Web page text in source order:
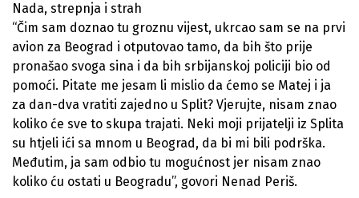
Nada, strepnja i strah
“Čim sam doznao tu groznu vijest, ukrcao sam se na prvi
avion za Beograd i otputovao tamo, da bih što prije
pronašao svoga sina i da bih srbijanskoj policiji bio od
pomoći. Pitate me jesam li mislio da ćemo se Matej i ja
za dan-dva vratiti zajedno u Split? Vjerujte, nisam znao
koliko će sve to skupa trajati. Neki moji prijatelji iz Splita
su htjeli ići sa mnom u Beograd, da bi mi bili podrška.
Međutim, ja sam odbio tu mogućnost jer nisam znao
koliko ću ostati u Beogradu”, govori Nenad Periš.